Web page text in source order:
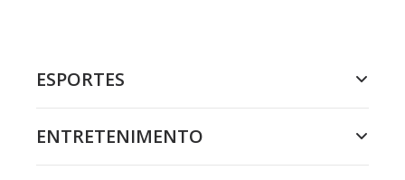
ESPORTES
ENTRETENIMENTO